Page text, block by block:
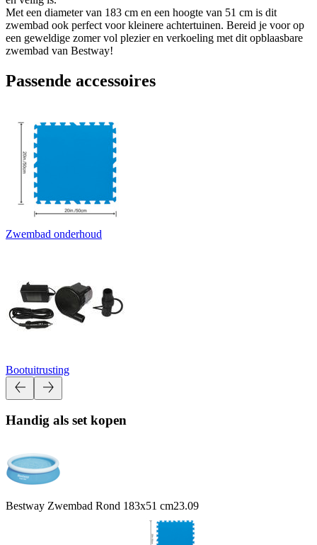
Met een diameter van 183 cm en een hoogte van 51 cm is dit
zwembad ook perfect voor kleinere achtertuinen. Bereid je voor op
een geweldige zomer vol plezier en verkoeling met dit opblaasbare
zwembad van Bestway!
Passende accessoires
Zwembad onderhoud
Bootuitrusting
Handig als set kopen
Bestway Zwembad Rond 183x51 cm23.09